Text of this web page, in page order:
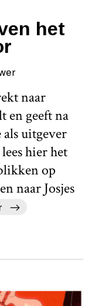
het
naar
en geeft na
uitgever
hier het
op
naar Josjes